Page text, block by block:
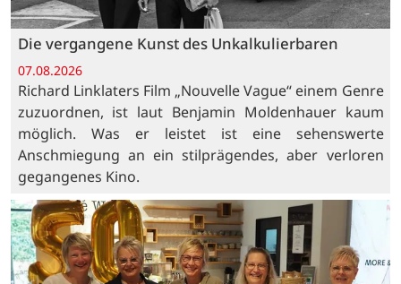
Die vergangene Kunst des Unkalkulierbaren
07.08.2026
Richard Linklaters Film „Nouvelle Vague“ einem Genre
zuzuordnen, ist laut Benjamin Moldenhauer kaum
möglich. Was er leistet ist eine sehenswerte
Anschmiegung an ein stilprägendes, aber verloren
gegangenes Kino.